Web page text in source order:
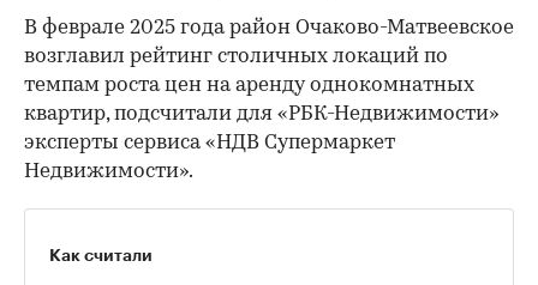
В феврале 2025 года район Очаково-Матвеевское
возглавил рейтинг столичных локаций по
темпам роста цен на аренду однокомнатных
квартир, подсчитали для «РБК-Недвижимости»
эксперты сервиса «НДВ Супермаркет
Недвижимости».
Как считали